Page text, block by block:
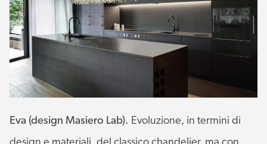
Eva (design Masiero Lab). Evoluzione, in termini di